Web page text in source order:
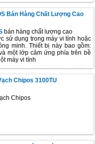
ngoại vi: Máy in Phiếu tính
, Đầu đọc thẻ từ, Đầu đọc mã
phần mềm và các dịch vụ đi
của quý khách.
bán hàng chất lượng cao
sử dụng trong máy vi tính hoặc
minh. Thiết bị này bao gồm:
một lớp cảm ứng phía trên bề
máy vi tính
Bán Hàng Chất Lượng Cao
Chipos
Chipos 3100TU